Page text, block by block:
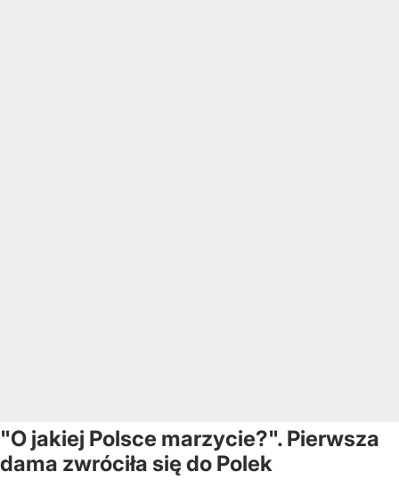
"O jakiej Polsce marzycie?". Pierwsza
dama zwróciła się do Polek